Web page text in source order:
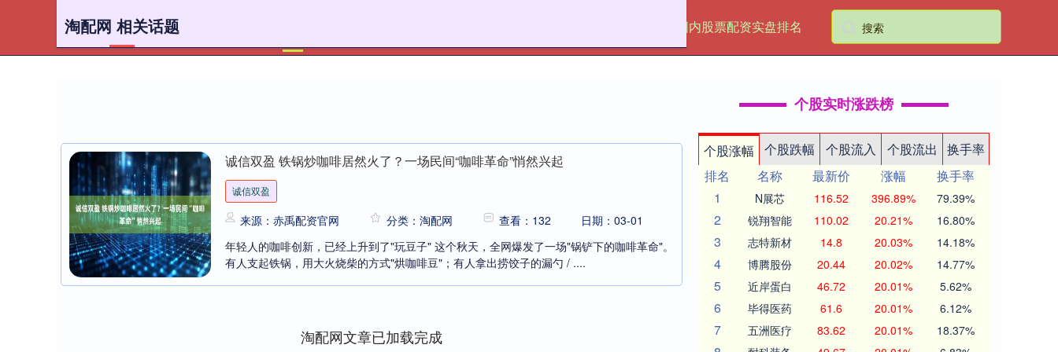
国内股票配资实盘排名
淘配网 相关话题
诚信双盈 铁锅炒咖啡居然火了？一场民间“咖啡革命”悄然兴起
诚信双盈
来源：赤禹配资官网 分类：淘配网 查看：132
日期：03-01
年轻人的咖啡创新，已经上升到了"玩豆子" 这个秋天，全网爆发了一场"锅铲下的咖啡革命"。
有人支起铁锅，用大火烧柴的方式"烘咖啡豆"；有人拿出捞饺子的漏勺 / ....
淘配网文章已加载完成
个股实时涨跌榜
个股涨幅 个股跌幅 个股流入 个股流出
换手率
排名
名称 最新价 涨幅
换手率
1
N展芯 116.52 396.89% 79.39%
2 锐翔智能 110.02 20.21% 16.80%
3 志特新材 14.8 20.03% 14.18%
4 博腾股份 20.44 20.02% 14.77%
5 近岸蛋白 46.72 20.01% 5.62%
6 毕得医药 61.6 20.01% 6.12%
7 五洲医疗 83.62 20.01% 18.37%